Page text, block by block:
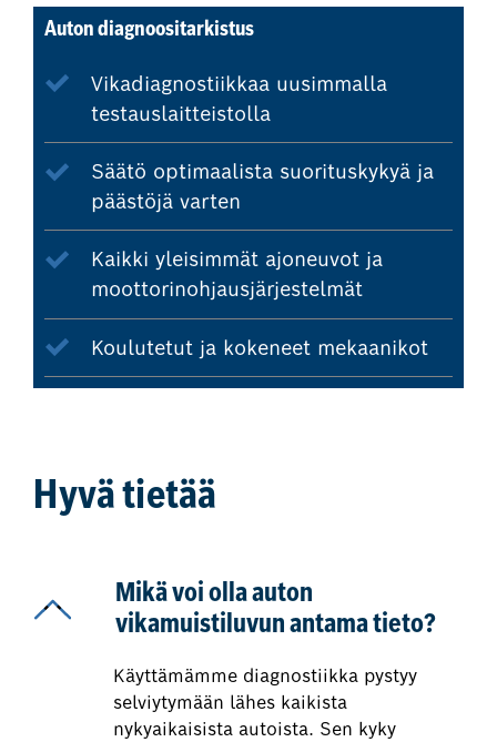
Auton diagnoositarkistus
Vikadiagnostiikkaa uusimmalla
testauslaitteistolla
Säätö optimaalista suorituskykyä ja
päästöjä varten
Kaikki yleisimmät ajoneuvot ja
moottorinohjausjärjestelmät
Koulutetut ja kokeneet mekaanikot
Hyvä tietää
Mikä voi olla auton
vikamuistiluvun antama tieto?
Käyttämämme diagnostiikka pystyy
selviytymään lähes kaikista
nykyaikaisista autoista. Sen kyky